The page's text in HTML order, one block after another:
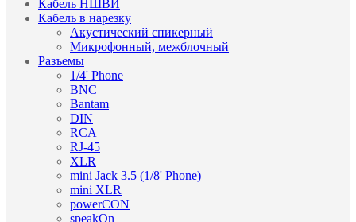
Кабель НШВИ
Кабель в нарезку
Акустический спикерный
Микрофонный, межблочный
Разъемы
1/4' Phone
BNC
Bantam
DIN
RCA
RJ-45
XLR
mini Jack 3.5 (1/8' Phone)
mini XLR
powerCON
speakOn